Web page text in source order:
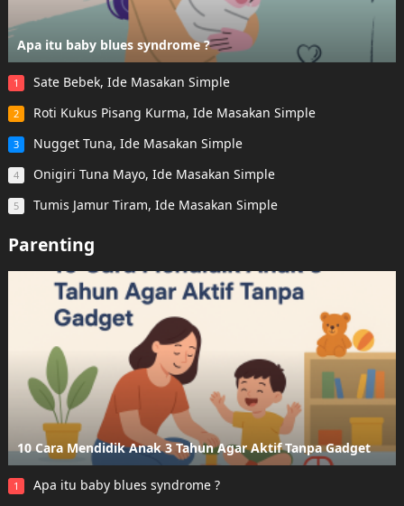
Apa itu baby blues syndrome ?
1 Sate Bebek, Ide Masakan Simple
2 Roti Kukus Pisang Kurma, Ide Masakan Simple
3 Nugget Tuna, Ide Masakan Simple
4 Onigiri Tuna Mayo, Ide Masakan Simple
5 Tumis Jamur Tiram, Ide Masakan Simple
Parenting
10 Cara Mendidik Anak 3 Tahun Agar Aktif Tanpa Gadget
1 Apa itu baby blues syndrome ?